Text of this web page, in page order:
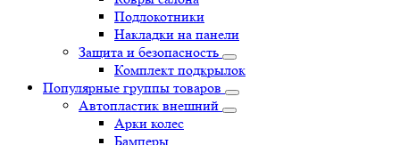
Подлокотники
Накладки на панели
Защита и безопасность
Комплект подкрылок
Популярные группы товаров
Автопластик внешний
Арки колес
Бамперы